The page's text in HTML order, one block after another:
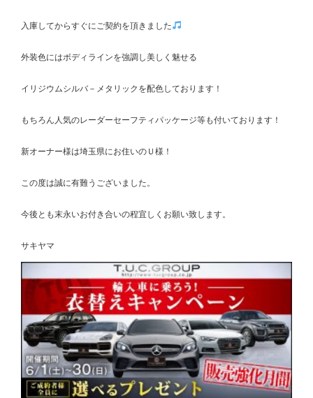
入庫してからすぐにご契約を頂きました
外装色にはボディラインを強調し美しく魅せる
イリジウムシルバ－メタリックを配色しております！
もちろん人気のレーダーセーフティパッケージ等も付いております！
新オーナー様は埼玉県にお住いのＵ様！
この度は誠に有難うございました。
今後とも末永いお付き合いの程宜しくお願い致します。
サキヤマ